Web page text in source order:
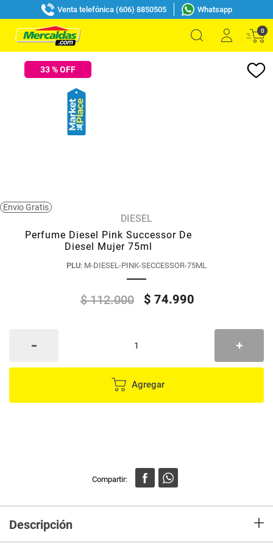
Venta telefónica (606) 8850505 Whatsapp
0
33% OFF
Envio Gratis
DIESEL
Perfume Diesel Pink Successor De
Diesel Mujer 75ml
PLU: M-DIESEL-PINK-SECCESSOR-75ML
$ 112.000 $ 74.990
Agregar
Descripción +